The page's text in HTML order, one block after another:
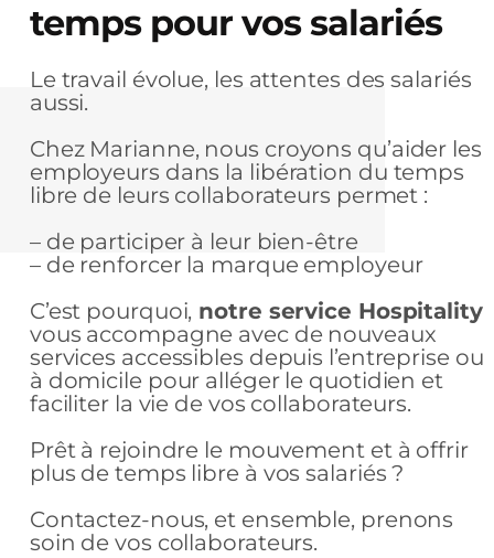
temps pour vos salariés
Le travail évolue, les attentes des salariés
aussi.
Chez Marianne, nous croyons qu’aider les
employeurs dans la libération du temps
libre de leurs collaborateurs permet :
– de participer à leur bien-être
– de renforcer la marque employeur
C’est pourquoi, notre service Hospitality
vous accompagne avec de nouveaux
services accessibles depuis l’entreprise ou
à domicile pour alléger le quotidien et
faciliter la vie de vos collaborateurs.
Prêt à rejoindre le mouvement et à offrir
plus de temps libre à vos salariés ?
Contactez-nous, et ensemble, prenons
soin de vos collaborateurs.